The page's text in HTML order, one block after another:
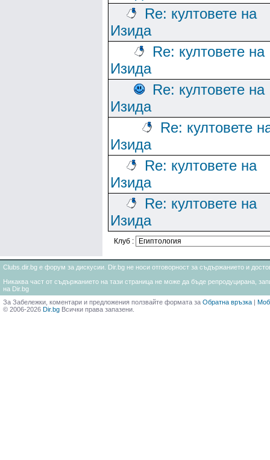
Re: култовете на
Изида
Re: култовете на
Изида
Re: култовете на
Изида
Re: култовете
Изида
Re: култовете на
Изида
Re: култовете на
Изида
Клуб :
Clubs.dir.bg е форум за дискусии. Dir.bg не носи отговорност за съдържанието и
Никаква част от съдържанието на тази страница не може да бъде репродуцирана,
на Dir.bg
За Забележки, коментари и предложения ползвайте формата за Обратна връзка |
© 2006-2026 Dir.bg Всички права запазени.